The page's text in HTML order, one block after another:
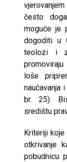
često
moguće je
dogoditi u
teolozi i
loše
naučavanja
br. 25).
središtu
Kriteriji koje
otkrivanje
pobudnicu